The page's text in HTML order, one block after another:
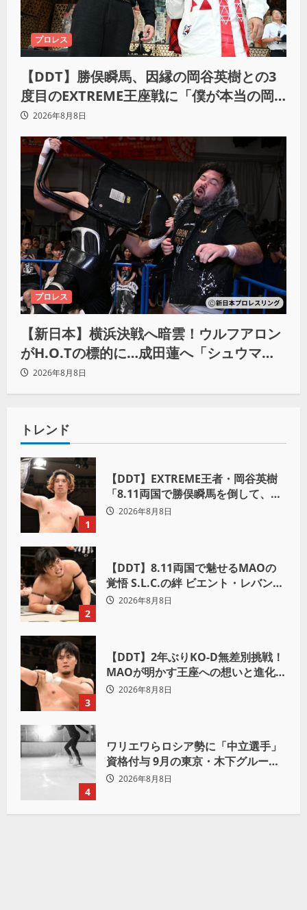
プロレス
【DDT】勝俣瞬馬、因縁の岡谷英樹との3
度目のEXTREME王座戦に「僕が本当の岡
谷英樹を引き出して獲りたい」
2026年8月8日
プロレス
【新日本】横浜決戦へ暗雲！ウルフアロン
がH.O.Tの標的に…成田蓮へ「シュウマイ
にしてやる」と怒り爆発
2026年8月8日
トレンド
1
【DDT】EXTREME王者・岡谷英樹
「8.11両国で勝俣瞬馬を倒して、初
めて“本当の王者”になれる」
2026年8月8日
2
【DDT】8.11両国で魅せるMAOの
覚悟 S.L.C.の絆 ビエント・レバンテ
への期待「見逃し三振は許さない」
2026年8月8日
3
【DDT】2年ぶりKO-D無差別挑戦！
MAOが明かす王座への想いと進化の
理由「上野勇希に勝ちたい」
2026年8月8日
4
ワリエワらロシア勢に「中立選手」
資格付与 9月の東京・木下グループ
杯出場へ
2026年8月8日